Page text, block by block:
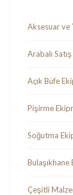
Aksesuar ve
Arabalı
Açık Büfe
Pişirme
Soğutma
Bulaşıkhane
Çeşitli